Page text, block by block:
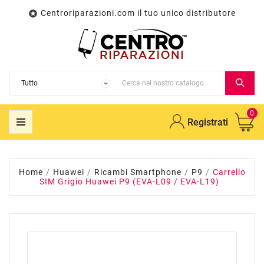
 Centroriparazioni.com il tuo unico distributore
Registrati
0
Home Huawei Ricambi Smartphone P9
Carrello
SIM Grigio Huawei P9 (EVA-L09 / EVA-L19)